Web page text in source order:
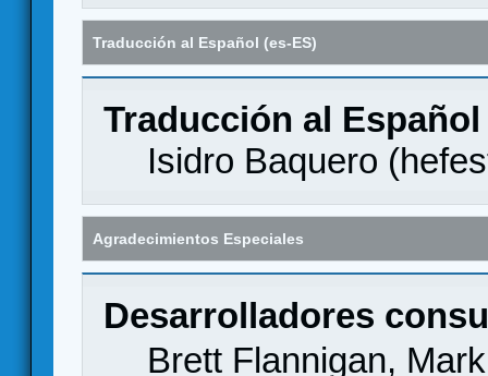
Traducción al Español (es-ES)
Traducción al Español
Isidro Baquero (
Agradecimientos Especiales
Desarrolladores
Brett Flannigan,